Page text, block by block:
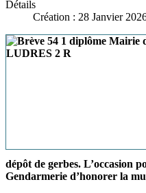
Détails
Création : 28 Janvier
dépôt de gerbes. L’occasion
Gendarmerie d’honorer la